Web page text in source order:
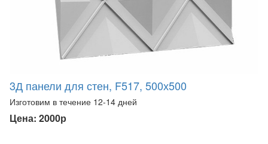
3Д панели для стен, F517, 500х500
Изготовим в течение 12-14 дней
Цена: 2000р